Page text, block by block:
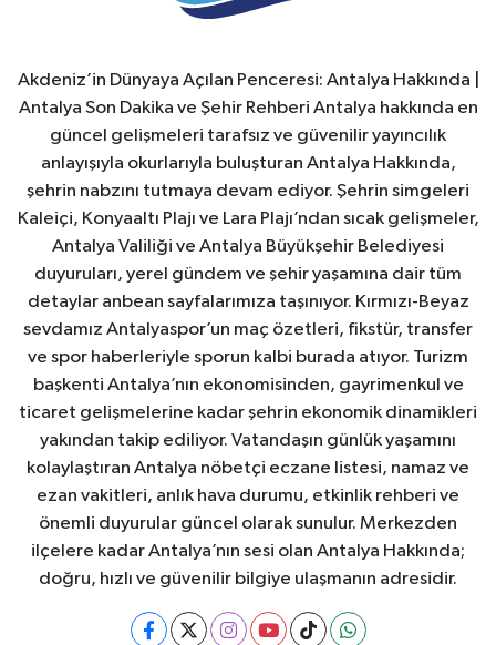
Akdeniz’in Dünyaya Açılan Penceresi: Antalya Hakkında |
Antalya Son Dakika ve Şehir Rehberi Antalya hakkında en
güncel gelişmeleri tarafsız ve güvenilir yayıncılık
anlayışıyla okurlarıyla buluşturan Antalya Hakkında,
şehrin nabzını tutmaya devam ediyor. Şehrin simgeleri
Kaleiçi, Konyaaltı Plajı ve Lara Plajı’ndan sıcak gelişmeler,
Antalya Valiliği ve Antalya Büyükşehir Belediyesi
duyuruları, yerel gündem ve şehir yaşamına dair tüm
detaylar anbean sayfalarımıza taşınıyor. Kırmızı-Beyaz
sevdamız Antalyaspor’un maç özetleri, fikstür, transfer
ve spor haberleriyle sporun kalbi burada atıyor. Turizm
başkenti Antalya’nın ekonomisinden, gayrimenkul ve
ticaret gelişmelerine kadar şehrin ekonomik dinamikleri
yakından takip ediliyor. Vatandaşın günlük yaşamını
kolaylaştıran Antalya nöbetçi eczane listesi, namaz ve
ezan vakitleri, anlık hava durumu, etkinlik rehberi ve
önemli duyurular güncel olarak sunulur. Merkezden
ilçelere kadar Antalya’nın sesi olan Antalya Hakkında;
doğru, hızlı ve güvenilir bilgiye ulaşmanın adresidir.